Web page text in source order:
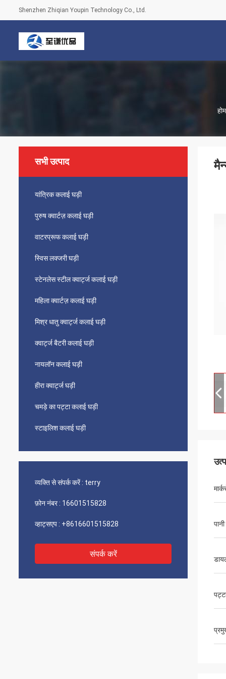
Shenzhen Zhiqian Youpin Technology Co., Ltd.
होम
सभी उत्पाद
यांत्रिक कलाई घड़ी
पुरुष क्वार्टज़ कलाई घड़ी
वाटरप्रूफ कलाई घड़ी
स्विस लक्जरी घड़ी
स्टेनलेस स्टील क्वार्ट्ज कलाई घड़ी
महिला क्वार्टज़ कलाई घड़ी
मिश्र धातु क्वार्ट्ज कलाई घड़ी
क्वार्ट्ज बैटरी कलाई घड़ी
नायलॉन कलाई घड़ी
हीरा क्वार्ट्ज घड़ी
चमड़े का पट्टा कलाई घड़ी
स्टाइलिश कलाई घड़ी
व्यक्ति से संपर्क करें : terry
फ़ोन नंबर : 16601515828
व्हाट्सएप : +8616601515828
संपर्क करें